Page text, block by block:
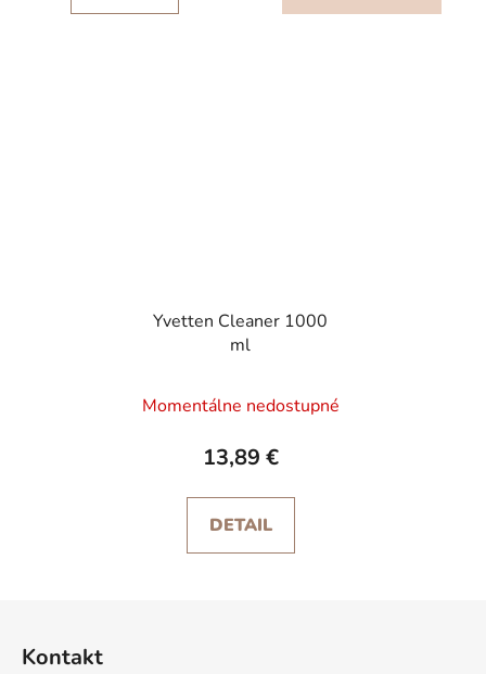
Yvetten Cleaner 1000
ml
Momentálne nedostupné
13,89 €
DETAIL
Kontakt